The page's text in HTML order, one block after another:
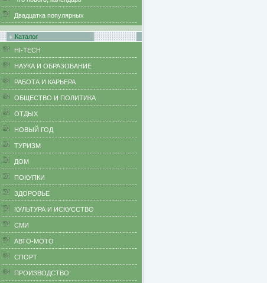
Двадцатка популярных
Каталог
HI-TECH
НАУКА И ОБРАЗОВАНИЕ
РАБОТА И КАРЬЕРА
ОБЩЕСТВО И ПОЛИТИКА
ОТДЫХ
НОВЫЙ ГОД
ТУРИЗМ
ДОМ
ПОКУПКИ
ЗДОРОВЬЕ
КУЛЬТУРА И ИСКУССТВО
СМИ
АВТО-МОТО
СПОРТ
ПРОИЗВОДСТВО